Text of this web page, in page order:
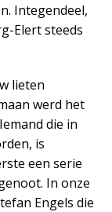
Integendeel,
Elert steeds
lieten
werd het
die in
is
een serie
In onze
Engels die